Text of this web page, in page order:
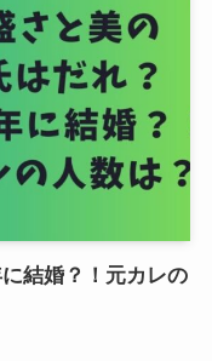
結婚？！元カレの